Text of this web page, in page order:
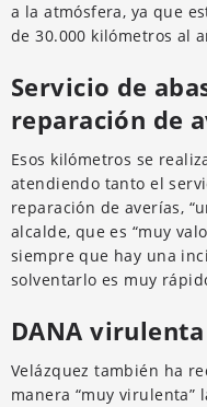
a la atmósfera, ya que
de 30.000 kilómetros al
Servicio de
reparación de
Esos kilómetros se
atendiendo tanto el
reparación de averías,
alcalde, que es “muy
siempre que hay una
solventarlo es muy
DANA virulenta
Velázquez también ha
manera “muy virulenta”